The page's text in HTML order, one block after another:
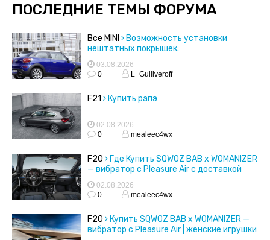
ПОСЛЕДНИЕ ТЕМЫ ФОРУМА
Все MINI
Возможность установки
нештатных покрышек.
03.08.2026
0
L_Gulliveroff
F21 Купить рапэ
02.08.2026
0
mealeec4wx
F20
Где Купить SQWOZ BAB x WOMANIZER
— вибратор с Pleasure Air с доставкой
02.08.2026
0
mealeec4wx
F20
Купить SQWOZ BAB x WOMANIZER —
вибратор с Pleasure Air | женские игрушки